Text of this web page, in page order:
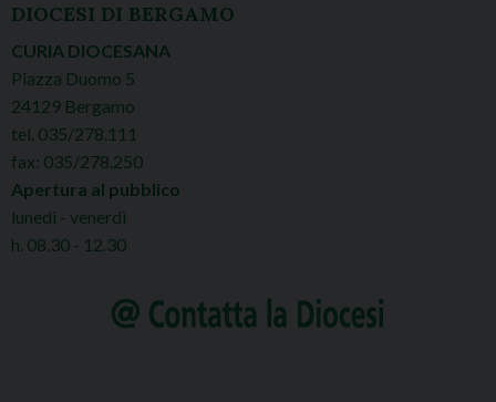
DIOCESI DI BERGAMO
CURIA DIOCESANA
Piazza Duomo 5
24129 Bergamo
tel. 035/278.111
fax: 035/278.250
Apertura al pubblico
lunedì - venerdì
h. 08.30 - 12.30